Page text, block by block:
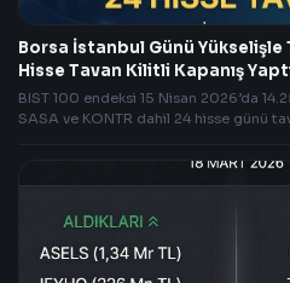
Borsa İstanbul Günü
Hisse Tavan Kilitli Kapanış
BIST 100 endeksi 15 Nisan 2026’da
SASA ve KONTR dahil 24 hisse günü